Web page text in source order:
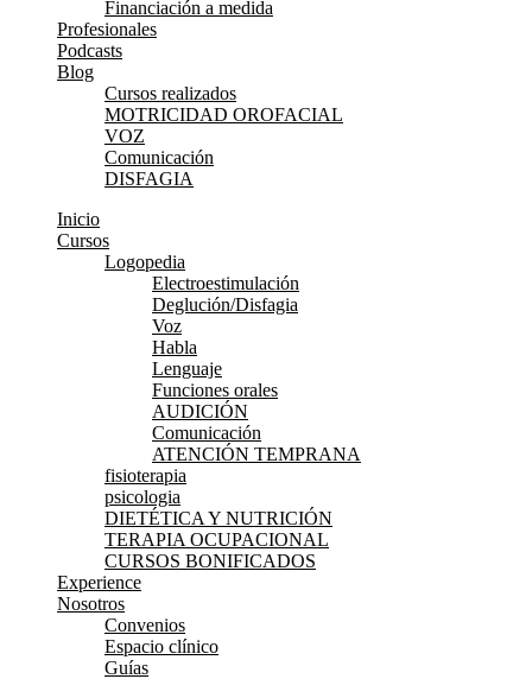
Financiación a medida
Profesionales
Podcasts
Blog
Cursos realizados
MOTRICIDAD OROFACIAL
VOZ
Comunicación
DISFAGIA
Inicio
Cursos
Logopedia
Electroestimulación
Deglución/Disfagia
Voz
Habla
Lenguaje
Funciones orales
AUDICIÓN
Comunicación
ATENCIÓN TEMPRANA
fisioterapia
psicologia
DIETÉTICA Y NUTRICIÓN
TERAPIA OCUPACIONAL
CURSOS BONIFICADOS
Experience
Nosotros
Convenios
Espacio clínico
Guías